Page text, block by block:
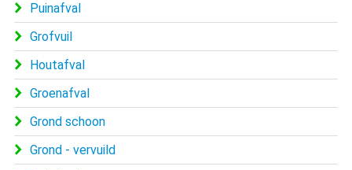
Puinafval
Grofvuil
Houtafval
Groenafval
Grond schoon
Grond - vervuild